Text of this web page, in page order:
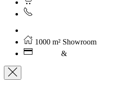
1000 m² Showroom
&